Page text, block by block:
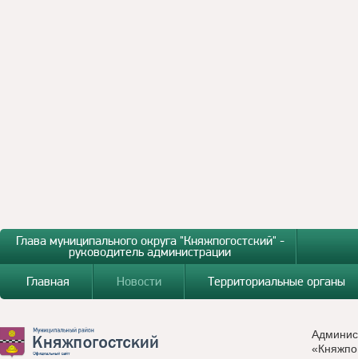
Глава муниципального округа "Княжпогостский" -
руководитель администрации
Главная
Новости Территориальные органы